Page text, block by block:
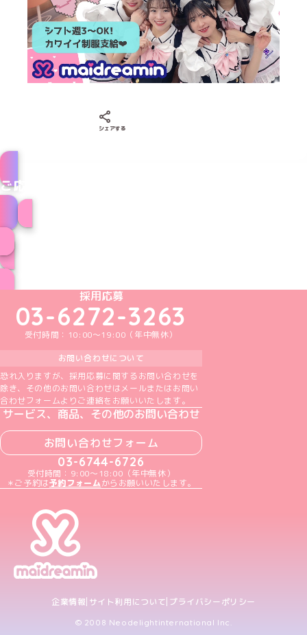
シェアする
ご応募はこちら
めいどりーみんTikTok公式アカウント
めいどりーみんX公式アカウント
めいどりーみんInstagram公式アカウント
めいどりーみんFacebook公式アカウン
めいどりーみんYouTube公式アカ
採用応募
03-6272-3263
受付時間：10:00～19:00（年中無休）
お問い合わせについて
恐れ入りますが、採用応募に関するお問い合わせを
除き、その他のお問い合わせはメールまたはお問い
合わせフォームよりご連絡をお願いいたします。
サービス、商品、その他のお問い合わせ
お問い合わせフォーム
03-6744-6726
受付時間：9:00～18:00（年中無休）
＊ご予約は予約フォームからお願いいたします。
企業情報 サイト利用について プライバシーポリシー
© 2008 Neodelightinternational Inc.